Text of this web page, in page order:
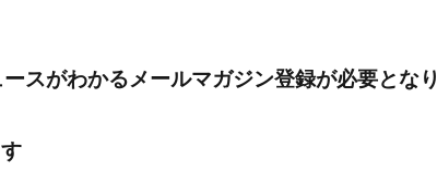
スがわかるメールマガジン登録が必要となり